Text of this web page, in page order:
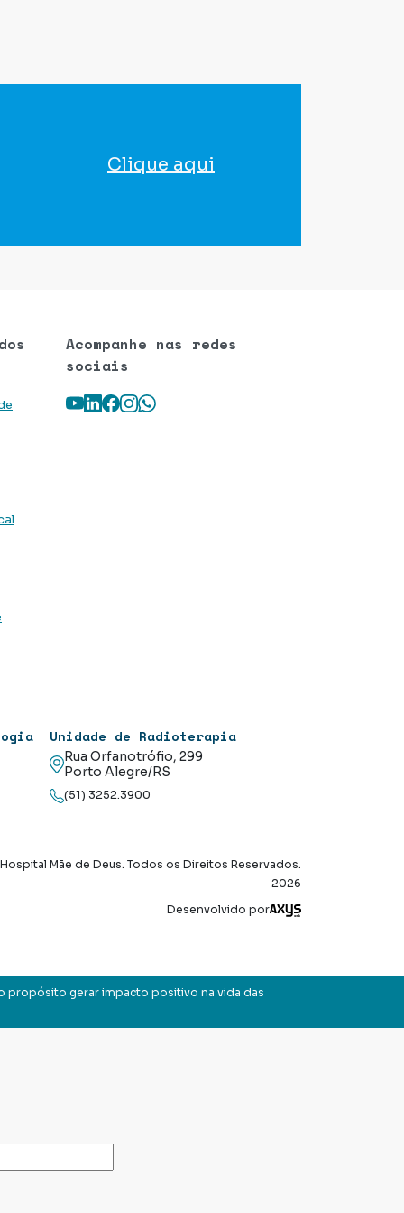
Clique aqui
Acompanhe nas redes
sociais
Youtube
LinkedIn
Facebook
Instagram
WhatsApp
Unidade de Radioterapia
Rua Orfanotrófio, 299
Porto Alegre/RS
(51) 3252.3900
Hospital Mãe de Deus. Todos os Direitos Reservados.
2026
Desenvolvido por
Axysweb
propósito gerar impacto positivo na vida das